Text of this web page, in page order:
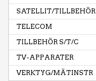
SATELLIT/TILLBEHÖR
TELECOM
TILLBEHÖR S/T/C
TV-APPARATER
VERKTYG/MÄTINSTR